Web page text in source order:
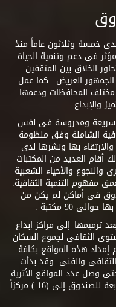
خمسة وثلاثون عاماً منذ
فعال ومؤثر فى دعم وتنمية الحياة
الخلاق بين المثقفين
العريض ..كما عمل
المحافظات ودعمها
والإبداع.
سريعة ومدروسة فى نفس
الشاملة وفق منظومة
بها ونشرها لدى
العديد من المكتبات
والنجوع والأحياء الشعبية
مفهوم التنمية الثقافية.
فى أماكن لم يكن من
90 مكتبة .
ترميمها–إلى مراكز إبداع
الثقافى لجموع السكان
إمداد هذه المواقع بكافة
والفنى. وقد بدأت
وامتدت حتى وصل عدد المواقع الأثرية
التى تم تحويلها إلى مراكز إبداع فنى تابعة للصندوق إلى (16 ) مركزاً